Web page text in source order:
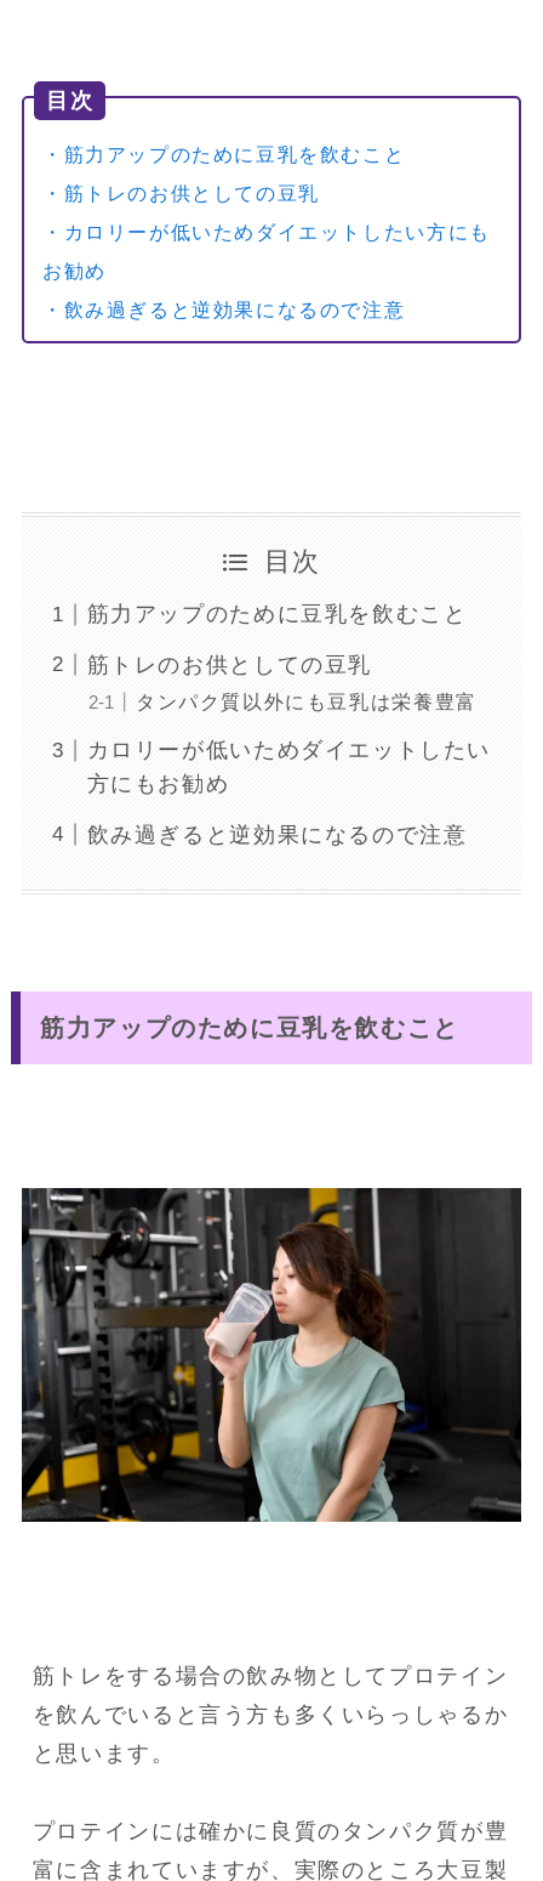
目次
・筋力アップのために豆乳を飲むこと
・筋トレのお供としての豆乳
・カロリーが低いためダイエットしたい方にも
お勧め
・飲み過ぎると逆効果になるので注意
目次
筋力アップのために豆乳を飲むこと
筋トレのお供としての豆乳
タンパク質以外にも豆乳は栄養豊富
カロリーが低いためダイエットしたい
方にもお勧め
飲み過ぎると逆効果になるので注意
筋力アップのために豆乳を飲むこと
筋トレをする場合の飲み物としてプロテイン
を飲んでいると言う方も多くいらっしゃるか
と思います。
プロテインには確かに良質のタンパク質が豊
富に含まれていますが、実際のところ大豆製